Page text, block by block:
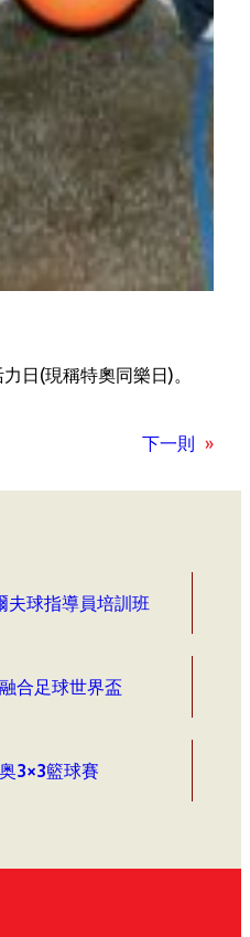
日(現稱特奧同樂日)。
下一則 »
夫球指導員培訓班
合足球世界盃
3×3籃球賽